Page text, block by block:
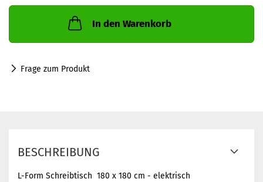
In den Warenkorb
Frage zum Produkt
BESCHREIBUNG
L-Form Schreibtisch 180 x 180 cm - elektrisch